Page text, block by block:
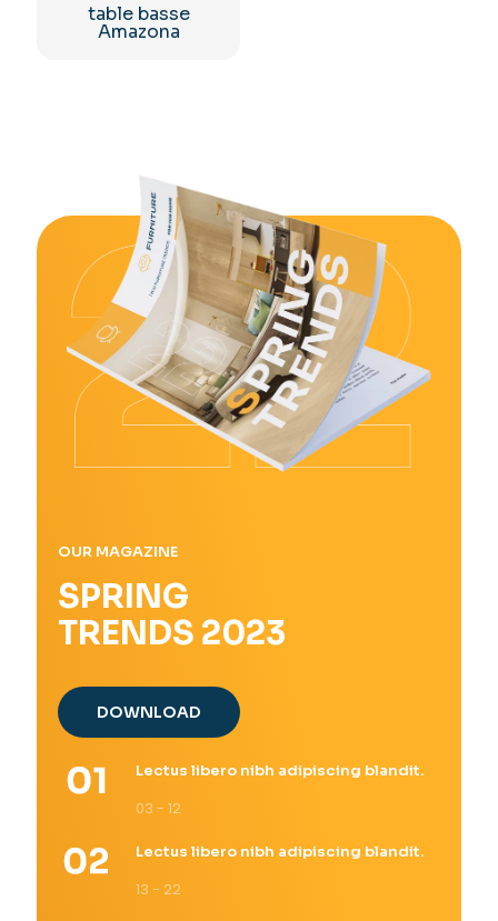
table basse
Amazona
OUR MAGAZINE
SPRING
TRENDS 2023
DOWNLOAD
Lectus libero nibh adipiscing blandit.
03 - 12
Lectus libero nibh adipiscing blandit.
13 - 22